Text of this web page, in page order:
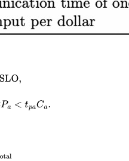
SLO,
Pa aC .
sta+